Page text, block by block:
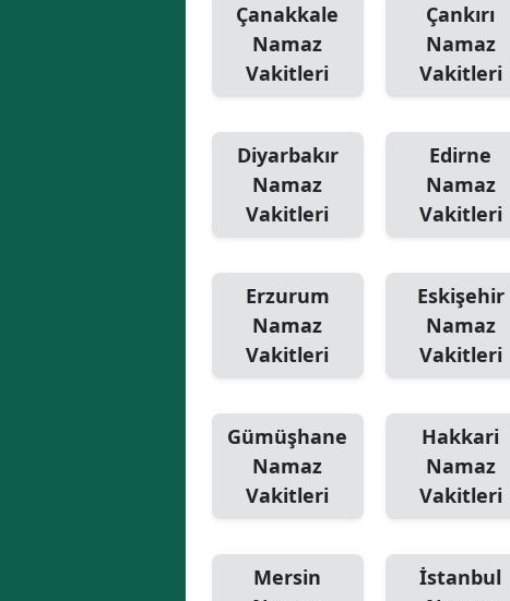
Çanakkale
Namaz
Vakitleri
Çankırı
Namaz
Vakitleri
Diyarbakır
Namaz
Vakitleri
Edirne
Namaz
Vakitleri
Erzurum
Namaz
Vakitleri
Eskişehir
Namaz
Vakitleri
Gümüşhane
Namaz
Vakitleri
Hakkari
Namaz
Vakitleri
Mersin
İstanbul